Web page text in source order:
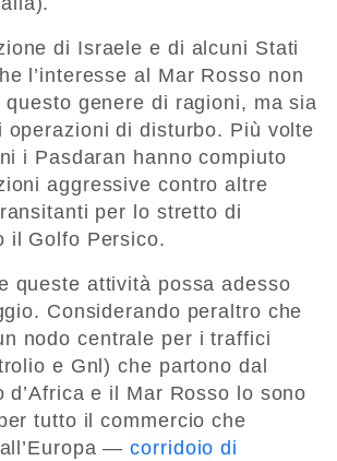
di Israele e di alcuni Stati
l’interesse al Mar Rosso non
genere di ragioni, ma sia
operazioni di disturbo. Più volte
i Pasdaran hanno compiuto
aggressive contro altre
per lo stretto di
il Golfo Persico.
queste attività possa adesso
Considerando peraltro che
nodo centrale per i traffici
e Gnl) che partono dal
d’Africa e il Mar Rosso lo sono
tutto il commercio che
all’Europa —corridoio di